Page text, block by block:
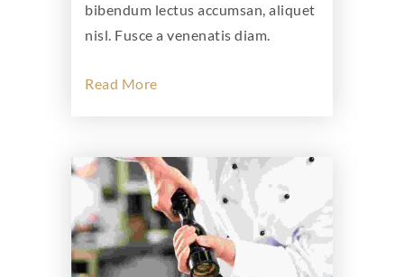
bibendum lectus accumsan, aliquet
nisl. Fusce a venenatis diam.
Read More